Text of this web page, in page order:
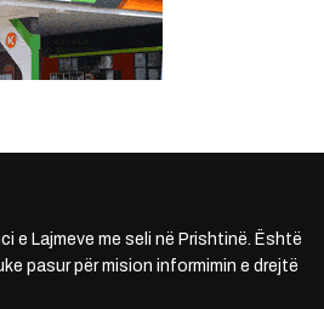
e Lajmeve me seli në Prishtinë. Është
pasur për mision informimin e drejtë